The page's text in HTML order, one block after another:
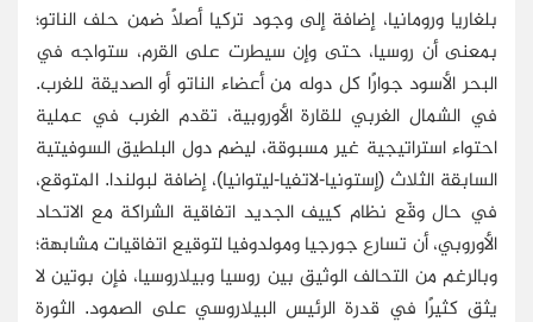
بلغاريا ورومانيا، إضافة إلى وجود تركيا أصلاً ضمن حلف الناتو؛
بمعنى أن روسيا، حتى وإن سيطرت على القرم، ستواجه في
البحر الأسود جوارًا كل دوله من أعضاء الناتو أو الصديقة للغرب.
في الشمال الغربي للقارة الأوروبية، تقدم الغرب في عملية
احتواء استراتيجية غير مسبوقة، ليضم دول البلطيق السوفيتية
السابقة الثلاث (إستونيا-لاتفيا-ليتوانيا)، إضافة لبولندا. المتوقع،
في حال وقّع نظام كييف الجديد اتفاقية الشراكة مع الاتحاد
الأوروبي، أن تسارع جورجيا ومولدوفيا لتوقيع اتفاقيات مشابهة؛
وبالرغم من التحالف الوثيق بين روسيا وبيلاروسيا، فإن بوتين لا
يثق كثيرًا في قدرة الرئيس البيلاروسي على الصمود. الثورة